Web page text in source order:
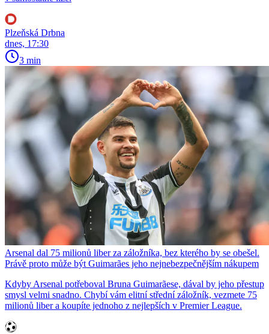
Plzeňská Drbna
dnes, 17:30
3 min
Arsenal dal 75 milionů liber za záložníka, bez kterého by se obešel.
Právě proto může být Guimarães jeho nejnebezpečnějším nákupem
Kdyby Arsenal potřeboval Bruna Guimarãese, dával by jeho přestup
smysl velmi snadno. Chybí vám elitní střední záložník, vezmete 75
milionů liber a koupíte jednoho z nejlepších v Premier League.